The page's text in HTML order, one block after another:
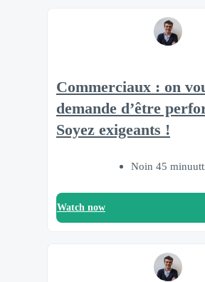
Commerciaux : on
demande d’être
Soyez exigeants !
Noin 45
Watch now